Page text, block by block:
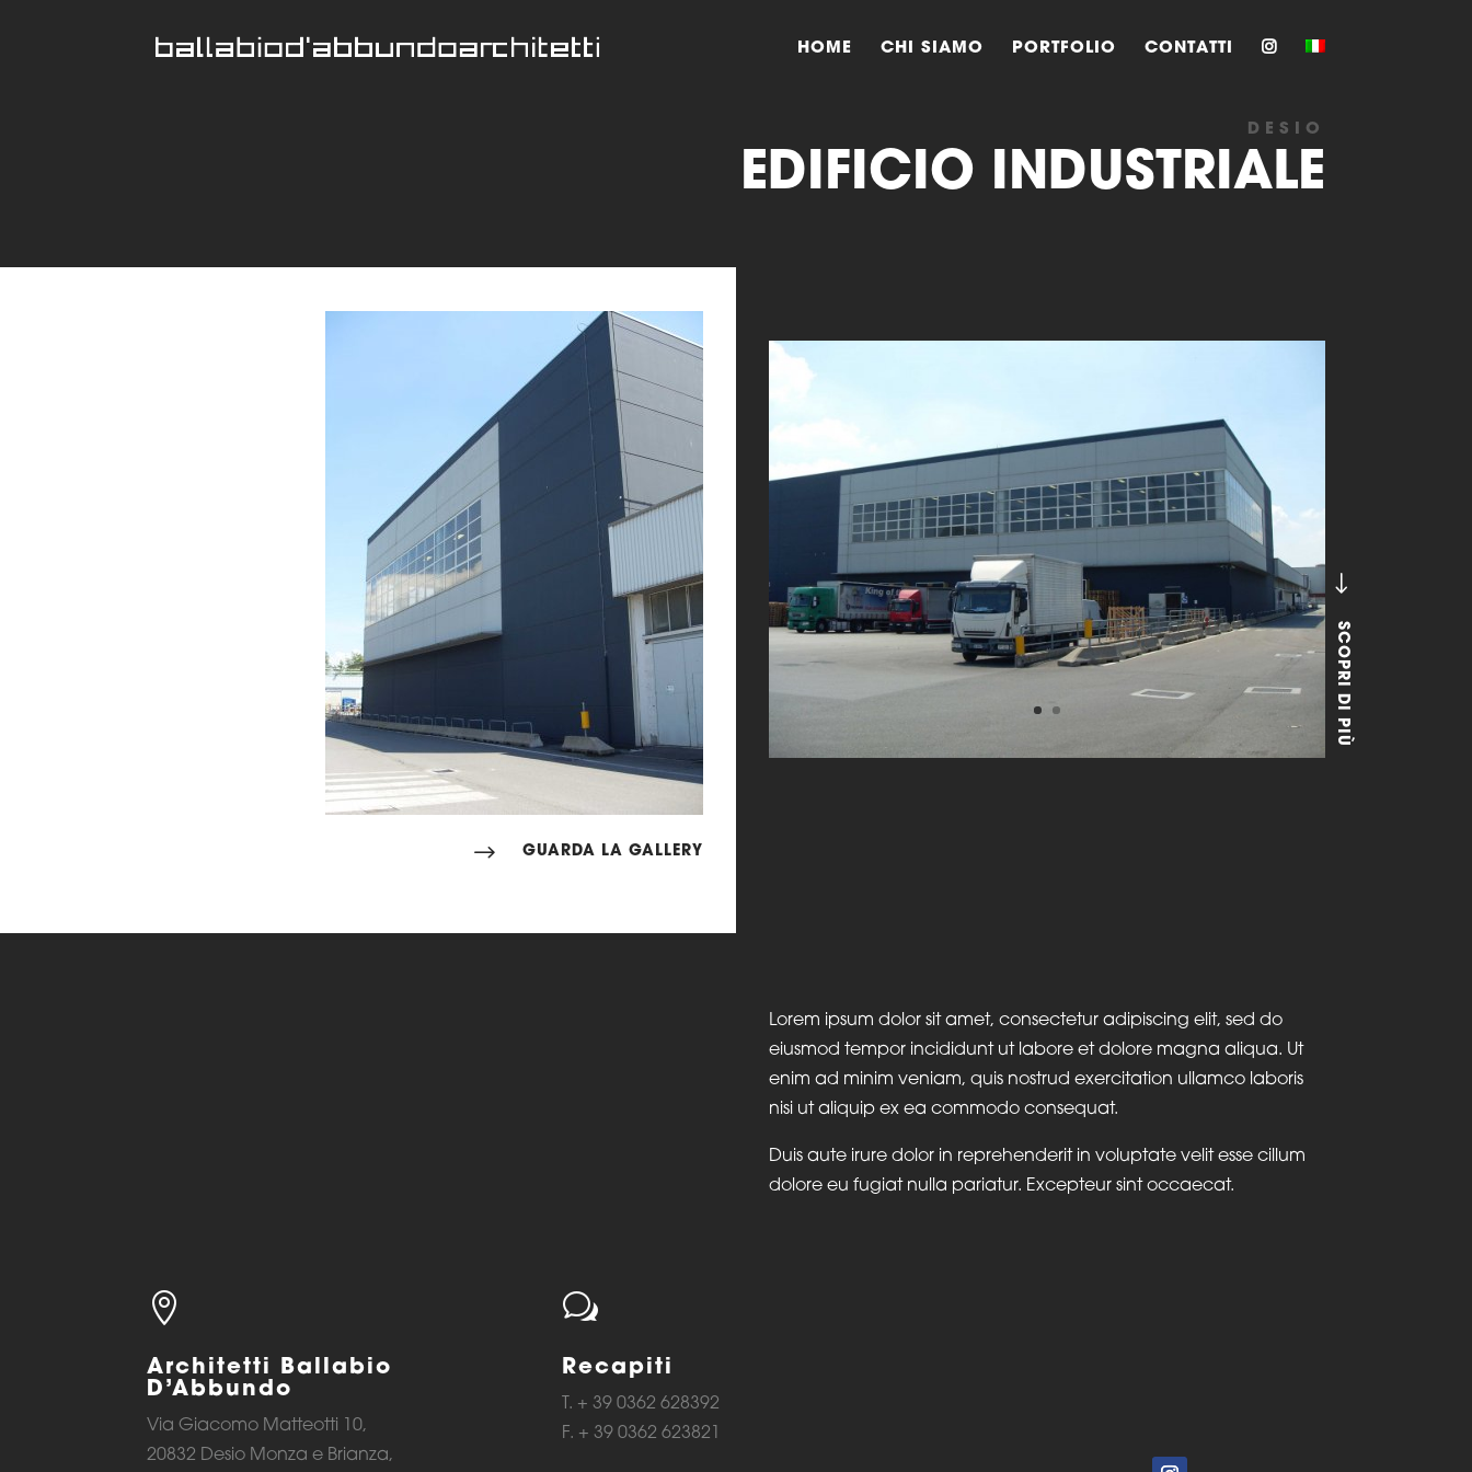
HOME CHI SIAMO PORTFOLIO CONTATTI
DESIO
EDIFICIO INDUSTRIALE
$ GUARDA LA GALLERY
$
SCOPRI DI PIÙ
Lorem ipsum dolor sit amet, consectetur adipiscing elit, sed do
eiusmod tempor incididunt ut labore et dolore magna aliqua. Ut
enim ad minim veniam, quis nostrud exercitation ullamco laboris
nisi ut aliquip ex ea commodo consequat.
Duis aute irure dolor in reprehenderit in voluptate velit esse cillum
dolore eu fugiat nulla pariatur. Excepteur sint occaecat.

Architetti Ballabio
D’Abbundo
Via Giacomo Matteotti 10,
20832 Desio Monza e Brianza,
w
Recapiti
T. + 39 0362 628392
F. + 39 0362 623821